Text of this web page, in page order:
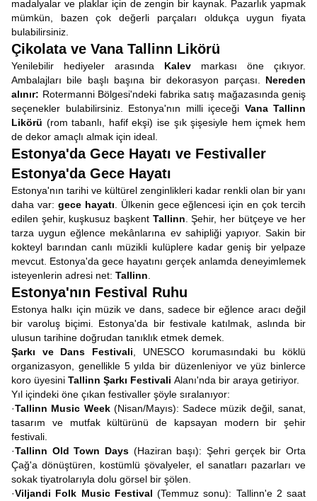
madalyalar ve plaklar için de zengin bir kaynak. Pazarlık yapmak
mümkün, bazen çok değerli parçaları oldukça uygun fiyata
bulabilirsiniz.
Çikolata ve Vana Tallinn Likörü
Yenilebilir hediyeler arasında Kalev markası öne çıkıyor.
Ambalajları bile başlı başına bir dekorasyon parçası. Nereden
alınır: Rotermanni Bölgesi'ndeki fabrika satış mağazasında geniş
seçenekler bulabilirsiniz. Estonya'nın milli içeceği Vana Tallinn
Likörü (rom tabanlı, hafif ekşi) ise şık şişesiyle hem içmek hem
de dekor amaçlı almak için ideal.
Estonya'da Gece Hayatı ve Festivaller
Estonya'da Gece Hayatı
Estonya'nın tarihi ve kültürel zenginlikleri kadar renkli olan bir yanı
daha var: gece hayatı . Ülkenin gece eğlencesi için en çok tercih
edilen şehir, kuşkusuz başkent Tallinn . Şehir, her bütçeye ve her
tarza uygun eğlence mekânlarına ev sahipliği yapıyor. Sakin bir
kokteyl barından canlı müzikli kulüplere kadar geniş bir yelpaze
mevcut. Estonya'da gece hayatını gerçek anlamda deneyimlemek
isteyenlerin adresi net: Tallinn
Estonya'nın Festival Ruhu
Estonya halkı için müzik ve dans, sadece bir eğlence aracı değil
bir varoluş biçimi. Estonya'da bir festivale katılmak, aslında bir
ulusun tarihine doğrudan tanıklık etmek demek.
Şarkı ve Dans Festivali , UNESCO korumasındaki bu köklü
organizasyon, genellikle 5 yılda bir düzenleniyor ve yüz binlerce
koro üyesini Tallinn Şarkı Festivali Alanı'nda bir araya getiriyor.
Yıl içindeki öne çıkan festivaller şöyle sıralanıyor:
·Tallinn Music Week(Nisan/Mayıs): Sadece müzik değil, sanat,
tasarım ve mutfak kültürünü de kapsayan modern bir şehir
festivali.
·Tallinn Old Town Days (Haziran başı): Şehri gerçek bir Orta
Çağ'a dönüştüren, kostümlü şövalyeler, el sanatları pazarları ve
sokak tiyatrolarıyla dolu görsel bir şölen.
·Viljandi Folk Music Festival (Temmuz sonu): Tallinn'e 2 saat